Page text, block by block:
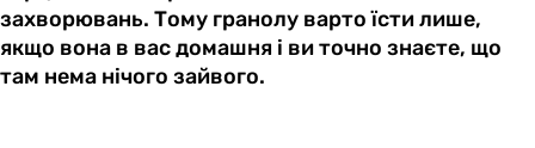
захворювань. Тому гранолу варто їсти лише,
якщо вона в вас домашня і ви точно знаєте, що
там нема нічого зайвого.